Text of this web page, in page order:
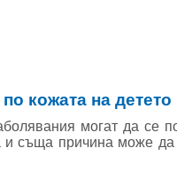
кожата на детето
могат да се
и съща причина може да